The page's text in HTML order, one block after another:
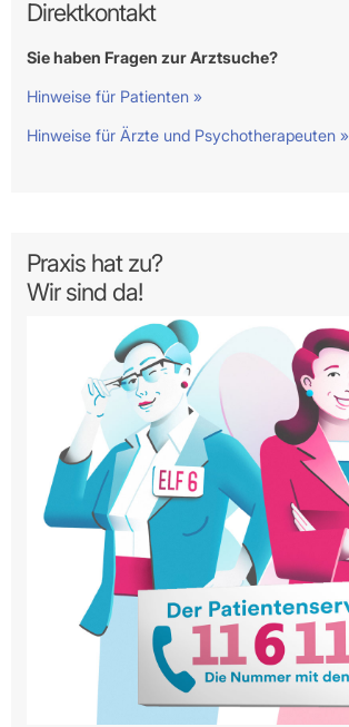
Direktkontakt
Sie haben Fragen zur Arztsuche?
Hinweise für Patienten »
Hinweise für Ärzte und Psychotherapeuten »
Praxis hat zu?
Wir sind da!